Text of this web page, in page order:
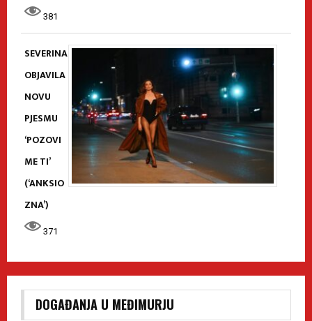
381
SEVERINA
OBJAVILA
NOVU
PJESMU
‘POZOVI
ME TI’
(‘ANKSIO
ZNA’)
371
DOGAĐANJA U MEĐIMURJU